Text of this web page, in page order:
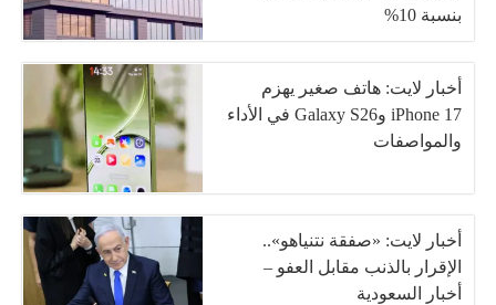
بنسبة 10%
أخبار لايت: هاتف صغير يهزم
iPhone 17 وGalaxy S26 في الأداء
والمواصفات
أخبار لايت: «صفقة نتنياهو»..
الإقرار بالذنب مقابل العفو –
أخبار السعودية